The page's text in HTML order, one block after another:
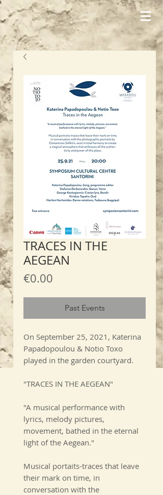
TRACES IN THE
AEGEAN
€0.00
Past Events
On September 25, 2021, Katerina
Papadopoulou & Notio Toxo
played in the garden courtyard.
"TRACES IN THE AEGEAN"​
"A musical performance with
lyrics, melody pictures,
movement, bathed in the eternal
light of the Aegean."​
Musical portaits-traces that leave
their mark on time, in
conversation with the